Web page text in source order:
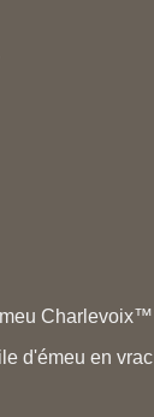
Charlevoix™
d'émeu en vrac